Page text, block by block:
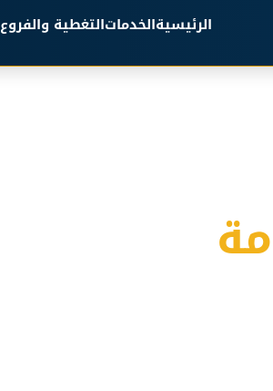
الرئيسيةالخدماتالتغطية والفروع